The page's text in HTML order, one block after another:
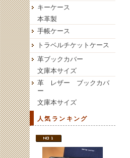
キーケース
本革製
手帳ケース
トラベルチケットケース
革ブックカバー
文庫本サイズ
革 レザー ブックカバ
ー
文庫本サイズ
人気ランキング